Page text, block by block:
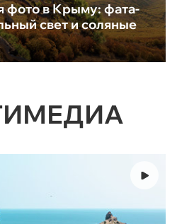
фото в Крыму: фата-
свет и соляные